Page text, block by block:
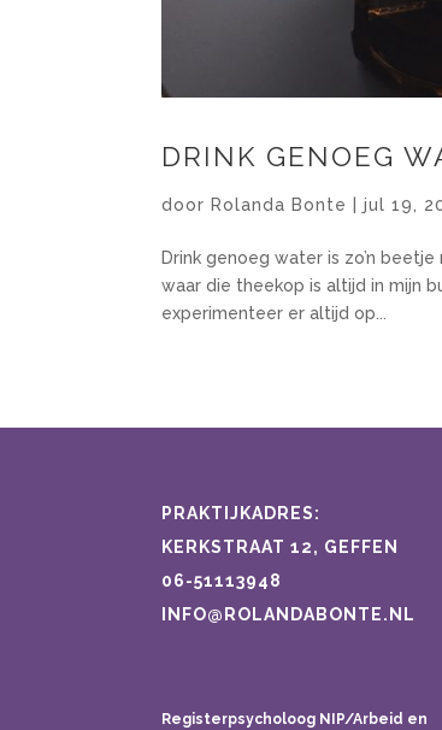
DRINK GENOEG
door Rolanda Bonte |jul 19,
Drink genoeg water is zo’n
waar die theekop is altijd in mijn
experimenteer er altijd op...
PRAKTIJKADRES:
KERKSTRAAT 12, GEFFEN
06-51113948
INFO@ROLANDABONTE.NL
Registerpsycholoog NIP/Arbeid en